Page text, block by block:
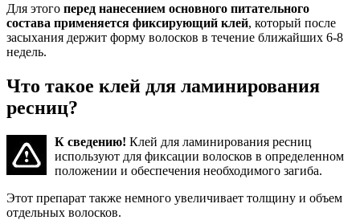
Для этого перед нанесением основного питательного
состава применяется фиксирующий клей, который после
засыхания держит форму волосков в течение ближайших 6-8
недель.
Что такое клей для ламинирования
ресниц?
К сведению! Клей для ламинирования ресниц
используют для фиксации волосков в определенном
положении и обеспечения необходимого загиба.
Этот препарат также немного увеличивает толщину и объем
отдельных волосков.